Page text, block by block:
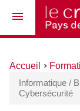
Vous
ici :
Accueil
Informatique /
Cybersécurité